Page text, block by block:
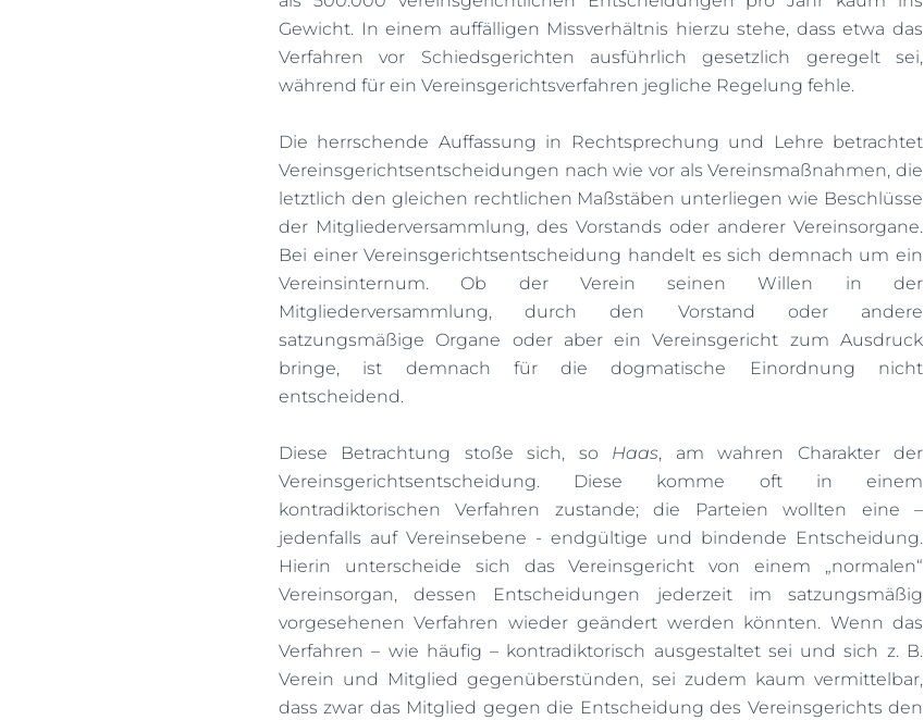
Gewicht. In einem auffälligen Missverhältnis hierzu stehe, dass etwa das
Verfahren vor Schiedsgerichten ausführlich gesetzlich geregelt sei,
während für ein Vereinsgerichtsverfahren jegliche Regelung fehle.
Die herrschende Auffassung in Rechtsprechung und Lehre betrachtet
Vereinsgerichtsentscheidungen nach wie vor als Vereinsmaßnahmen, die
letztlich den gleichen rechtlichen Maßstäben unterliegen wie Beschlüsse
der Mitgliederversammlung, des Vorstands oder anderer Vereinsorgane.
Bei einer Vereinsgerichtsentscheidung handelt es sich demnach um ein
Vereinsinternum. Ob der Verein seinen Willen in der
Mitgliederversammlung, durch den Vorstand oder andere
satzungsmäßige Organe oder aber ein Vereinsgericht zum Ausdruck
bringe, ist demnach für die dogmatische Einordnung nicht
entscheidend.
Diese Betrachtung stoße sich, so Haas, am wahren Charakter der
Vereinsgerichtsentscheidung. Diese komme oft in einem
kontradiktorischen Verfahren zustande; die Parteien wollten eine –
jedenfalls auf Vereinsebene - endgültige und bindende Entscheidung.
Hierin unterscheide sich das Vereinsgericht von einem „normalen“
Vereinsorgan, dessen Entscheidungen jederzeit im satzungsmäßig
vorgesehenen Verfahren wieder geändert werden könnten. Wenn das
Verfahren – wie häufig – kontradiktorisch ausgestaltet sei und sich z. B.
Verein und Mitglied gegenüberstünden, sei zudem kaum vermittelbar,
dass zwar das Mitglied gegen die Entscheidung des Vereinsgerichts den